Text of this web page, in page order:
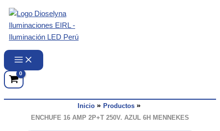
contenido
Inicio
Productos
ENCHUFE 16 AMP 2P+T 250V. AZUL 6H MENNEKES